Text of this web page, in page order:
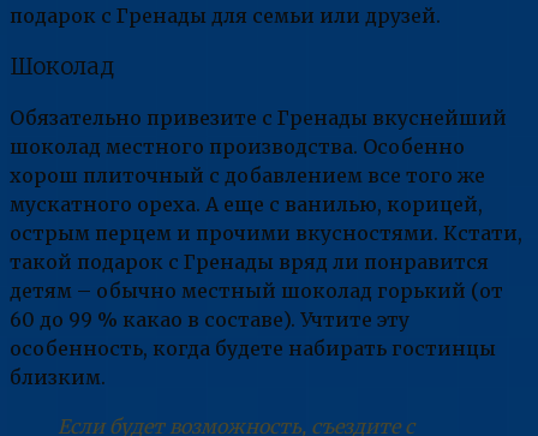
подарок с Гренады для семьи или друзей.
Шоколад
Обязательно привезите с Гренады вкуснейший
шоколад местного производства. Особенно
хорош плиточный с добавлением все того же
мускатного ореха. А еще с ванилью, корицей,
острым перцем и прочими вкусностями. Кстати,
такой подарок с Гренады вряд ли понравится
детям – обычно местный шоколад горький (от
60 до 99 % какао в составе). Учтите эту
особенность, когда будете набирать гостинцы
близким.
Если будет возможность, съездите с